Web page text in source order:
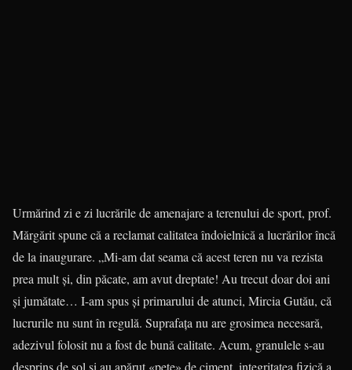
Urmărind zi e zi lucrările de ame­na­jare a terenului de sport, prof.
Măr­gă­rit spune că a reclamat calitatea îndoielnică a lucrărilor încă
de la inau­gu­rare. „Mi-am dat seama că acest te­ren nu va rezista
prea mult şi, din pă­ca­te, am avut dreptate! Au trecut doar doi ani
şi jumătate… I-am spus şi primarului de atunci, Mircia Gutău, că
lucrurile nu sunt în regulă. Suprafaţa nu are grosimea necesară,
adezivul folosit nu a fost de bună calitate. Acum, granulele s-au
desprins de sol şi au apărut «pete» de ciment, inte­gritatea fizică a